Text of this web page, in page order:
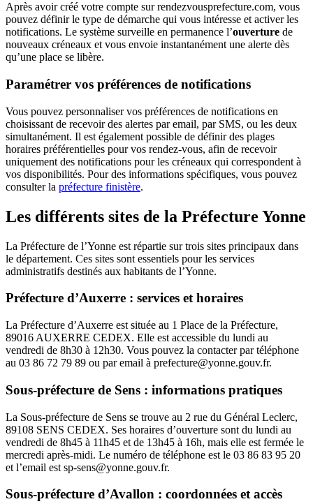
Après avoir créé votre compte sur rendezvousprefecture.com, vous
pouvez définir le type de démarche qui vous intéresse et activer les
notifications. Le système surveille en permanence l’ouverture de
nouveaux créneaux et vous envoie instantanément une alerte dès
qu’une place se libère.
Paramétrer vos préférences de notifications
Vous pouvez personnaliser vos préférences de notifications en
choisissant de recevoir des alertes par email, par SMS, ou les deux
simultanément. Il est également possible de définir des plages
horaires préférentielles pour vos rendez-vous, afin de recevoir
uniquement des notifications pour les créneaux qui correspondent à
vos disponibilités. Pour des informations spécifiques, vous pouvez
consulter la préfecture finistère.
Les différents sites de la Préfecture Yonne
La Préfecture de l’Yonne est répartie sur trois sites principaux dans
le département. Ces sites sont essentiels pour les services
administratifs destinés aux habitants de l’Yonne.
Préfecture d’Auxerre : services et horaires
La Préfecture d’Auxerre est située au 1 Place de la Préfecture,
89016 AUXERRE CEDEX. Elle est accessible du lundi au
vendredi de 8h30 à 12h30. Vous pouvez la contacter par téléphone
au 03 86 72 79 89 ou par email à prefecture@yonne.gouv.fr.
Sous-préfecture de Sens : informations pratiques
La Sous-préfecture de Sens se trouve au 2 rue du Général Leclerc,
89108 SENS CEDEX. Ses horaires d’ouverture sont du lundi au
vendredi de 8h45 à 11h45 et de 13h45 à 16h, mais elle est fermée le
mercredi après-midi. Le numéro de téléphone est le 03 86 83 95 20
et l’email est sp-sens@yonne.gouv.fr.
Sous-préfecture d’Avallon : coordonnées et accès